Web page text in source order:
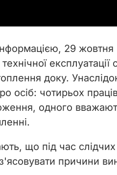
i
d
e
29 жовтня
експлуатації
доку.
осіб: чотирьох
одного
що під час
причини